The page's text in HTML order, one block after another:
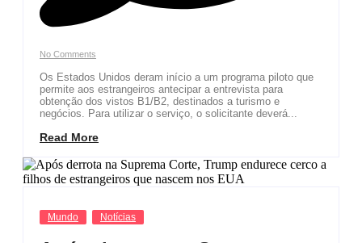
No Comments
Os Estados Unidos deram início a um programa piloto que
permite aos estrangeiros antecipar a entrevista para
obtenção dos vistos B1/B2, destinados a turismo e
negócios. Para utilizar o serviço, o solicitante deverá...
Read More
Mundo Notícias